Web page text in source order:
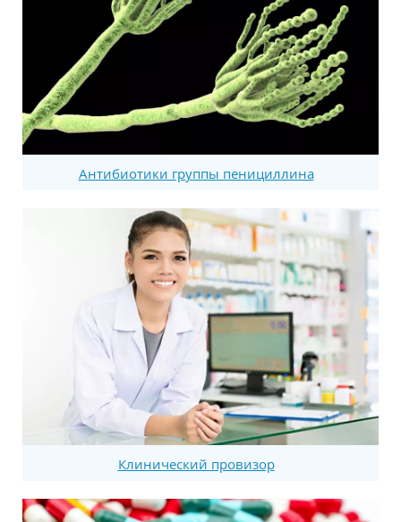
Антибиотики группы пенициллина
Клинический провизор